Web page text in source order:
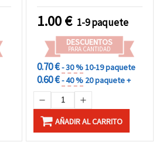
1.00€ 1-9 paquete
DESCUENTOS
PARA CANTIDAD
0.70 €- 30 %10-19 paquete
0.60 €- 40 % 20 paquete +
AÑADIR AL CARRITO